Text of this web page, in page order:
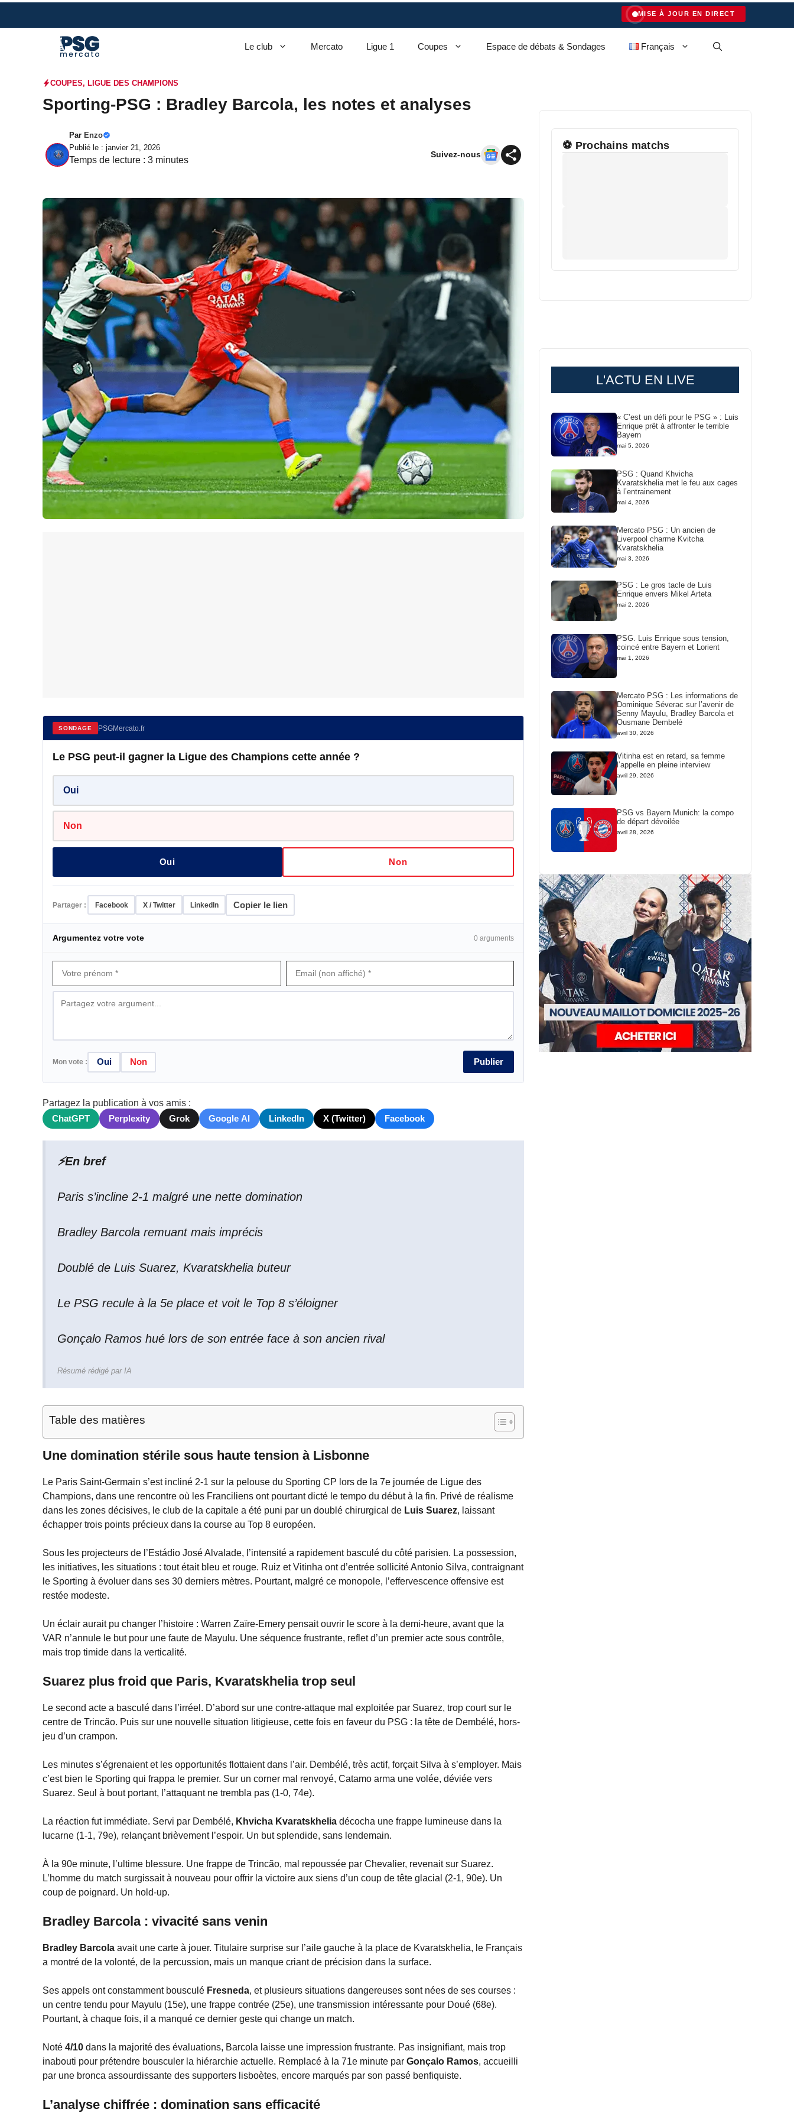
MISE À JOUR EN DIRECT
Le club Mercato Ligue 1 Coupes Espace de débats & Sondages Français
COUPES, LIGUE DES CHAMPIONS
Sporting-PSG : Bradley Barcola, les notes et analyses
Par Enzo
Publié le : janvier 21, 2026
Temps de lecture : 3 minutes
Suivez-nous
SONDAGE PSGMercato.fr
Le PSG peut-il gagner la Ligue des Champions cette année ?
Oui
Non
Oui Non
Partager : Facebook X / Twitter LinkedIn Copier le lien
Argumentez votre vote 0 arguments
Mon vote : Oui Non Publier
Partagez la publication à vos amis :
ChatGPT
Perplexity Grok Google AI LinkedIn X (Twitter) Facebook
⚡En bref
Paris s’incline 2-1 malgré une nette domination
Bradley Barcola remuant mais imprécis
Doublé de Luis Suarez, Kvaratskhelia buteur
Le PSG recule à la 5e place et voit le Top 8 s’éloigner
Gonçalo Ramos hué lors de son entrée face à son ancien rival
Résumé rédigé par IA
Table des matières
Une domination stérile sous haute tension à Lisbonne
Le Paris Saint-Germain s’est incliné 2-1 sur la pelouse du Sporting CP lors de la 7e journée de Ligue des
Champions, dans une rencontre où les Franciliens ont pourtant dicté le tempo du début à la fin. Privé de réalisme
dans les zones décisives, le club de la capitale a été puni par un doublé chirurgical de Luis Suarez, laissant
échapper trois points précieux dans la course au Top 8 européen.
Sous les projecteurs de l’Estádio José Alvalade, l’intensité a rapidement basculé du côté parisien. La possession,
les initiatives, les situations : tout était bleu et rouge. Ruiz et Vitinha ont d’entrée sollicité Antonio Silva, contraignant
le Sporting à évoluer dans ses 30 derniers mètres. Pourtant, malgré ce monopole, l’effervescence offensive est
restée modeste.
Un éclair aurait pu changer l’histoire : Warren Zaïre-Emery pensait ouvrir le score à la demi-heure, avant que la
VAR n’annule le but pour une faute de Mayulu. Une séquence frustrante, reflet d’un premier acte sous contrôle,
mais trop timide dans la verticalité.
Suarez plus froid que Paris, Kvaratskhelia trop seul
Le second acte a basculé dans l’irréel. D’abord sur une contre-attaque mal exploitée par Suarez, trop court sur le
centre de Trincão. Puis sur une nouvelle situation litigieuse, cette fois en faveur du PSG : la tête de Dembélé, hors-
jeu d’un crampon.
Les minutes s’égrenaient et les opportunités flottaient dans l’air. Dembélé, très actif, forçait Silva à s’employer. Mais
c’est bien le Sporting qui frappa le premier. Sur un corner mal renvoyé, Catamo arma une volée, déviée vers
Suarez. Seul à bout portant, l’attaquant ne trembla pas (1-0, 74e).
La réaction fut immédiate. Servi par Dembélé, Khvicha Kvaratskhelia décocha une frappe lumineuse dans la
lucarne (1-1, 79e), relançant brièvement l’espoir. Un but splendide, sans lendemain.
À la 90e minute, l’ultime blessure. Une frappe de Trincão, mal repoussée par Chevalier, revenait sur Suarez.
L’homme du match surgissait à nouveau pour offrir la victoire aux siens d’un coup de tête glacial (2-1, 90e). Un
coup de poignard. Un hold-up.
Bradley Barcola : vivacité sans venin
Bradley Barcola avait une carte à jouer. Titulaire surprise sur l’aile gauche à la place de Kvaratskhelia, le Français
a montré de la volonté, de la percussion, mais un manque criant de précision dans la surface.
Ses appels ont constamment bousculé Fresneda, et plusieurs situations dangereuses sont nées de ses courses :
un centre tendu pour Mayulu (15e), une frappe contrée (25e), une transmission intéressante pour Doué (68e).
Pourtant, à chaque fois, il a manqué ce dernier geste qui change un match.
Noté 4/10 dans la majorité des évaluations, Barcola laisse une impression frustrante. Pas insignifiant, mais trop
inabouti pour prétendre bousculer la hiérarchie actuelle. Remplacé à la 71e minute par Gonçalo Ramos, accueilli
par une bronca assourdissante des supporters lisboètes, encore marqués par son passé benfiquiste.
L’analyse chiffrée : domination sans efficacité
⚽ Prochains matchs
L'ACTU EN LIVE
« C’est un défi pour le PSG » : Luis
Enrique prêt à affronter le terrible
Bayern
mai 5, 2026
PSG : Quand Khvicha
Kvaratskhelia met le feu aux cages
à l’entrainement
mai 4, 2026
Mercato PSG : Un ancien de
Liverpool charme Kvitcha
Kvaratskhelia
mai 3, 2026
PSG : Le gros tacle de Luis
Enrique envers Mikel Arteta
mai 2, 2026
PSG. Luis Enrique sous tension,
coincé entre Bayern et Lorient
mai 1, 2026
Mercato PSG : Les informations de
Dominique Séverac sur l’avenir de
Senny Mayulu, Bradley Barcola et
Ousmane Dembelé
avril 30, 2026
Vitinha est en retard, sa femme
l’appelle en pleine interview
avril 29, 2026
PSG vs Bayern Munich: la compo
de départ dévoilée
avril 28, 2026